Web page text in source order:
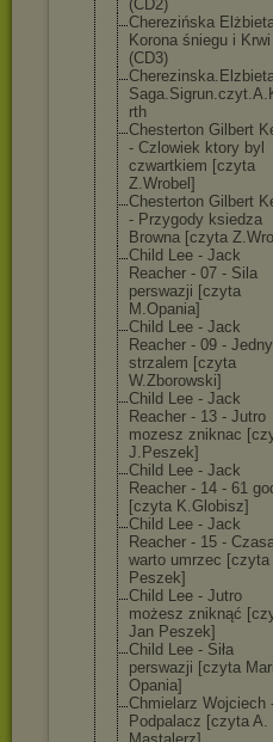
(CD2)
Cherezińska
Korona śniegu i Krwi
(CD3)
Cherezinska.El
Saga.Si
rth
Chesterton Gilbert
- Czlowiek ktory byl
czwartkiem [czyta
Z.Wrobel]
Chesterton Gilbert
- Przygody ksiedza
Browna [czyta
Child Lee - Jack
Reacher - 07 - Sila
perswazji [czyta
M.Opania]
Child Lee - Jack
Reacher - 09 -
strzalem [czyta
W.Zborowski]
Child Lee - Jack
Reacher - 13 - Jutro
mozesz zniknac
J.Peszek]
Child Lee - Jack
Reacher - 14 - 61
[czyta K.Globisz]
Child Lee - Jack
Reacher - 15 -
warto umrzec [czyta
Peszek]
Child Lee - Jutro
możesz zniknąć
Jan Peszek]
Child Lee - Siła
perswazji [czyta
Opania]
Chmielarz Wojciech
Podpalacz [czyta A.